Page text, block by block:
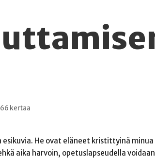
kertaa
He ovat eläneet kristittyinä minua
aika harvoin, opetuslapseudella